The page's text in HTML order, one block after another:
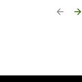
arrow_backward arrow_forward